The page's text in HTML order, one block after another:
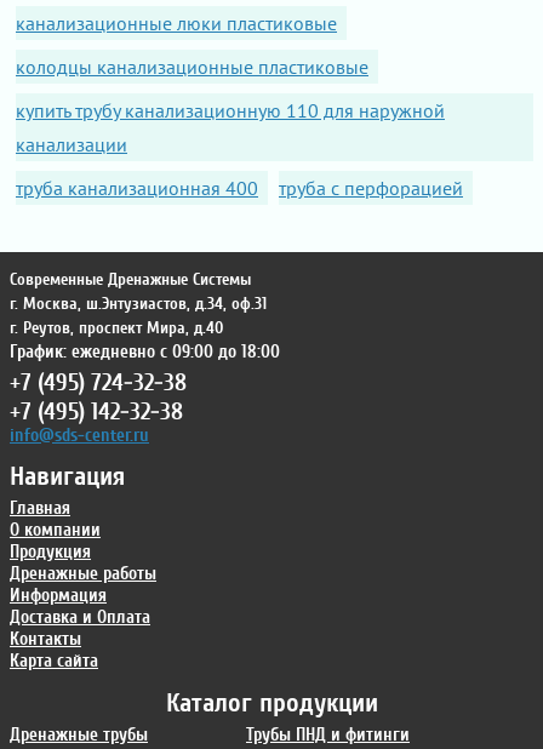
канализационные люки пластиковые
колодцы канализационные пластиковые
купить трубу канализационную 110 для наружной
канализации
труба канализационная 400
труба с перфорацией
Каталог продукции
Дренажные трубы
Трубы ПНД и фитинги
Навигация
Главная
О компании
Продукция
Дренажные работы
Информация
Доставка и Оплата
Контакты
Карта сайта
Современные Дренажные Системы
г. Москва, ш.Энтузиастов, д.34, оф.31
г. Реутов, проспект Мира, д.40
График: ежедневно с 09:00 до 18:00
+7 (495) 724-32-38
+7 (495) 142-32-38
info@sds-center.ru